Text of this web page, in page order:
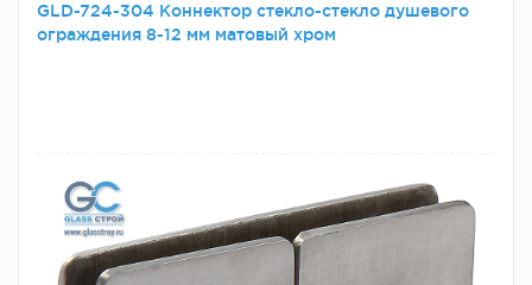
GLD-724-304 Коннектор стекло-стекло душевого
ограждения 8-12 мм матовый хром